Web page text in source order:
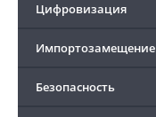
Цифровизация
Импортозамещение
Безопасность